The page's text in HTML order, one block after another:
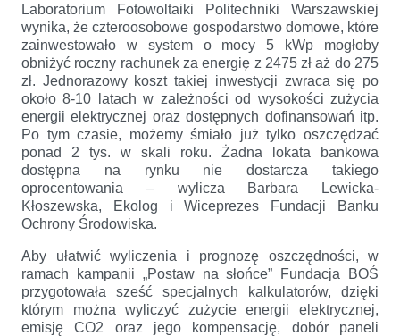
Laboratorium Fotowoltaiki Politechniki Warszawskiej
wynika, że czteroosobowe gospodarstwo domowe, które
zainwestowało w system o mocy 5 kWp mogłoby
obniżyć roczny rachunek za energię z 2475 zł aż do 275
zł. Jednorazowy koszt takiej inwestycji zwraca się po
około 8-10 latach w zależności od wysokości zużycia
energii elektrycznej oraz dostępnych dofinansowań itp.
Po tym czasie, możemy śmiało już tylko oszczędzać
ponad 2 tys. w skali roku. Żadna lokata bankowa
dostępna na rynku nie dostarcza takiego
oprocentowania – wylicza Barbara Lewicka-
Kłoszewska, Ekolog i Wiceprezes Fundacji Banku
Ochrony Środowiska.
Aby ułatwić wyliczenia i prognozę oszczędności, w
ramach kampanii „Postaw na słońce” Fundacja BOŚ
przygotowała sześć specjalnych kalkulatorów, dzięki
którym można wyliczyć zużycie energii elektrycznej,
emisję CO2 oraz jego kompensację, dobór paneli